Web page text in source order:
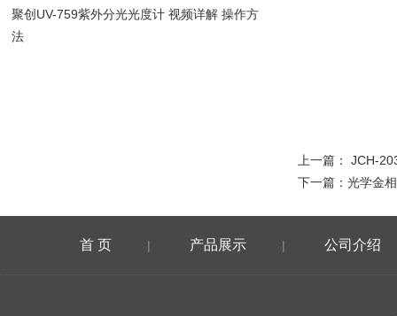
上一篇： JCH-
下一篇： 光学金
聚创UV-759紫外分光光度计 视频详解 操作方
法
首 页 | 产品展示 | 公司介绍